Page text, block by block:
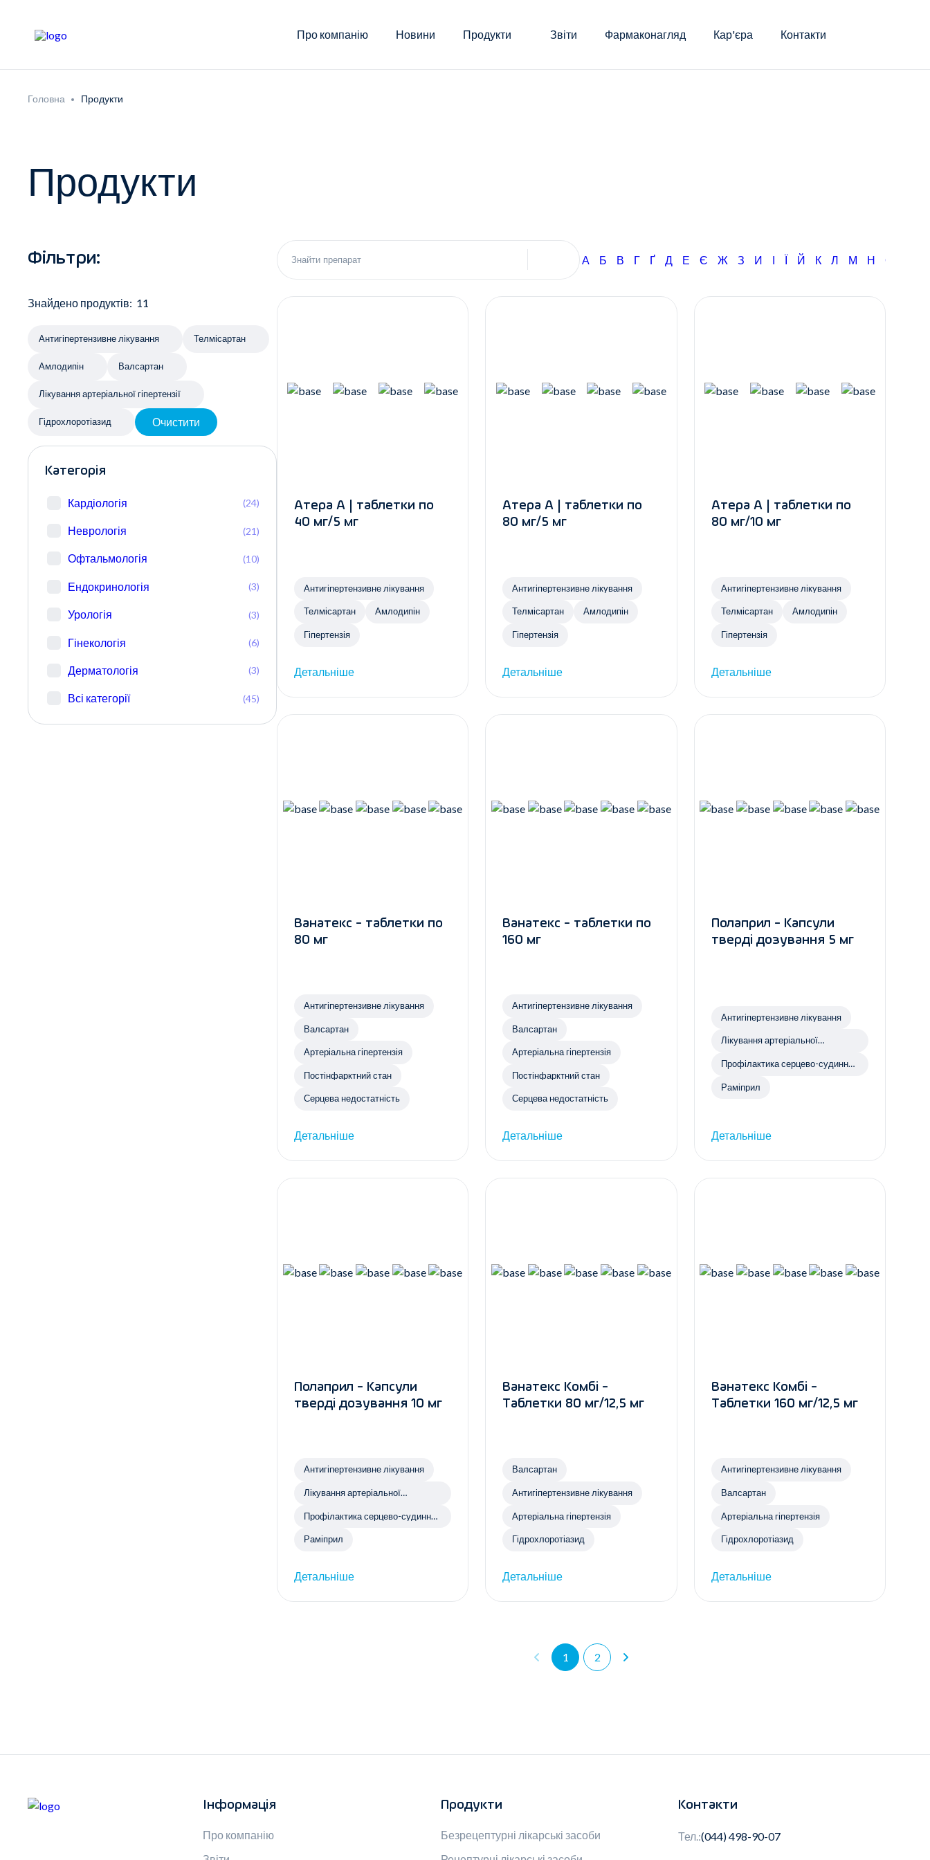
Про компанію Новини Продукти Звіти Фармаконагляд Кар'єра Контакти
Головна Продукти
Продукти
Фільтри:
Знайдено продуктів: 11
Антигіпертензивне лікування Телмісартан
Амлодипін Валсартан
Лікування артеріальної гіпертензії
Гідрохлоротіазид Очистити
Категорія
Кардіологія (24)
Неврологія (21)
Офтальмологія (10)
Ендокринологія (3)
Урологія (3)
Гінекологія (6)
Дерматологія (3)
Всі категорії (45)
А Б В Г Ґ Д Е Є Ж З И І Ї Й К Л М Н О
Атера А | таблетки по
40 мг/5 мг
Антигіпертензивне лікування
Телмісартан Амлодипін
Гіпертензія
Детальніше
Атера А | таблетки по
80 мг/5 мг
Антигіпертензивне лікування
Телмісартан Амлодипін
Гіпертензія
Детальніше
Атера А | таблетки по
80 мг/10 мг
Антигіпертензивне лікування
Телмісартан Амлодипін
Гіпертензія
Детальніше
Ванатекс - таблетки по
80 мг
Антигіпертензивне лікування
Валсартан
Артеріальна гіпертензія
Постінфарктний стан
Серцева недостатність
Детальніше
Ванатекс - таблетки по
160 мг
Антигіпертензивне лікування
Валсартан
Артеріальна гіпертензія
Постінфарктний стан
Серцева недостатність
Детальніше
Полаприл - Капсули
тверді дозування 5 мг
Антигіпертензивне лікування
Лікування артеріальної
Профілактика серцево-судинних
Раміприл
Детальніше
Полаприл - Капсули
тверді дозування 10 мг
Антигіпертензивне лікування
Лікування артеріальної
Профілактика серцево-судинних
Раміприл
Детальніше
Ванатекс Комбі -
Таблетки 80 мг/12,5 мг
Валсартан
Антигіпертензивне лікування
Артеріальна гіпертензія
Гідрохлоротіазид
Детальніше
Ванатекс Комбі -
Таблетки 160 мг/12,5 мг
Антигіпертензивне лікування
Валсартан
Артеріальна гіпертензія
Гідрохлоротіазид
Детальніше
1 2
Інформація
Про компанію
Продукти
Безрецептурні лікарські засоби
Контакти
Тел.:(044) 498-90-07